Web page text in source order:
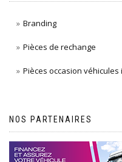
Branding
Pièces de rechange
Pièces occasion
NOS PARTENAIRES